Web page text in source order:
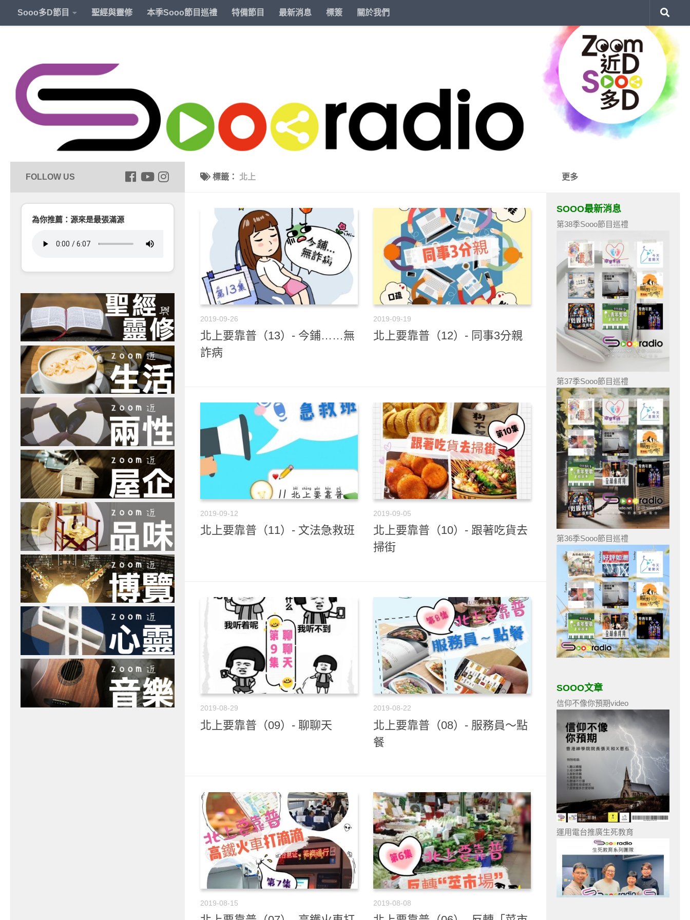
Sooo多D節目 聖經與靈修 本季Sooo節目巡禮 特備節目 最新消息 標簽 關於我們
標籤： 北上
2019-09-26
北上要靠普（13）- 今鋪……無
詐病
2019-09-19
北上要靠普（12）- 同事3分親
2019-09-12
北上要靠普（11）- 文法急救班
2019-09-05
北上要靠普（10）- 跟著吃貨去
掃街
2019-08-29
北上要靠普（09）- 聊聊天
2019-08-22
北上要靠普（08）- 服務員～點
餐
2019-08-15 2019-08-08
為你推薦：源來是最張滿源
更多
SOOO最新消息
第38季Sooo節目巡禮
第37季Sooo節目巡禮
第36季Sooo節目巡禮
SOOO文章
信仰不像你預期video
運用電台推廣生死教育